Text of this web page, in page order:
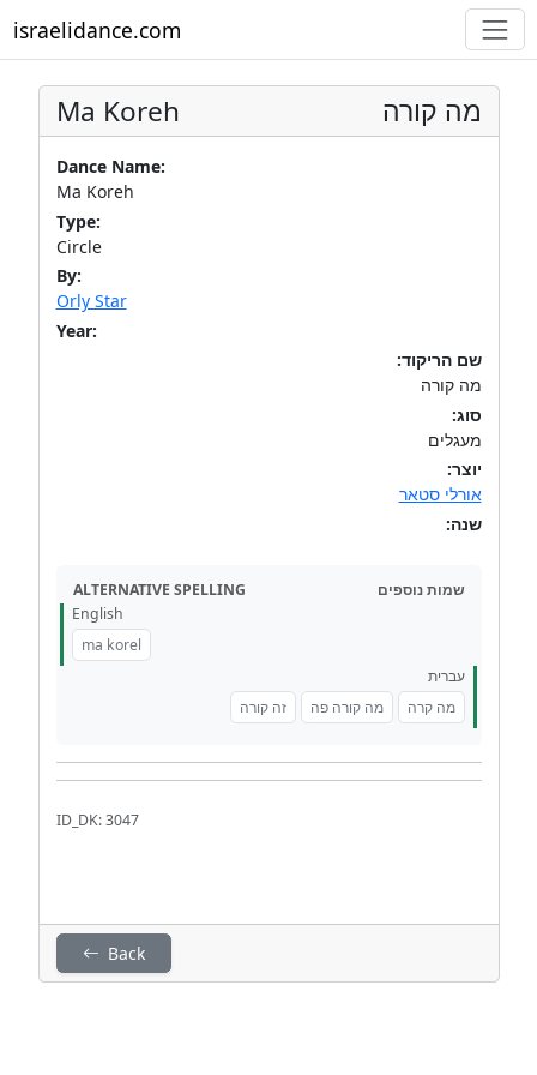
israelidance.com
Ma Koreh מה קורה
Dance Name:
Ma Koreh
Type:
Circle
By:
Orly Star
Year:
שם הריקוד:
מה קורה
סוג:
מעגלים
יוצר:
אורלי סטאר
שנה:
ALTERNATIVE SPELLING
שמות נוספים
English
ma korel
עברית
מה קרה
מה קורה פה זה קורה
ID_DK: 3047
Back